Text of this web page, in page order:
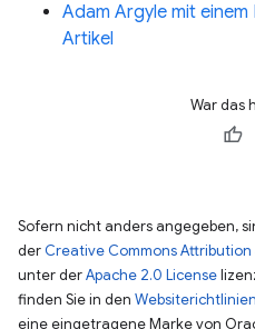
Adam Argyle mit einem
Artikel
War das
Sofern nicht anders angegeben,
der Creative Commons Attribution
unter derApache 2.0 License
finden Sie in den
eine eingetragene Marke von